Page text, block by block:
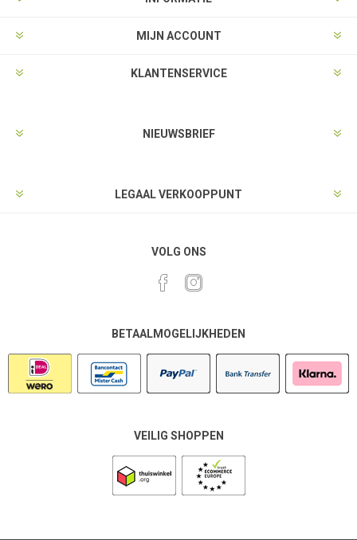
MIJN ACCOUNT
KLANTENSERVICE
NIEUWSBRIEF
LEGAAL VERKOOPPUNT
VOLG ONS
BETAALMOGELIJKHEDEN
VEILIG SHOPPEN